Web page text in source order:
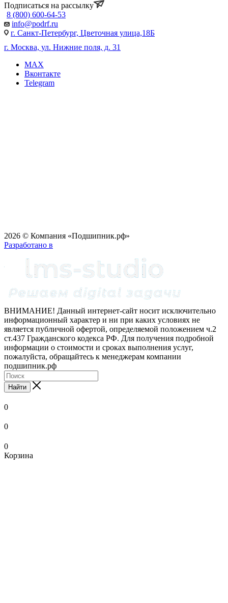
Подписаться на рассылку
8 (800) 600-64-53
info@podrf.ru
г. Санкт-Петербург, Цветочная улица,18Б
г. Москва, ул. Нижние поля, д. 31
MAX
Вконтакте
Telegram
2026 © Компания «Подшипник.рф»
Разработано в
ВНИМАНИЕ! Данный интернет-сайт носит исключительно
информационный характер и ни при каких условиях не
является публичной офертой, определяемой положением ч.2
ст.437 Гражданского кодекса РФ. Для получения подробной
информации о стоимости и сроках выполнения услуг,
пожалуйста, обращайтесь к менеджерам компании
подшипник.рф
Найти
0
0
0
Корзина